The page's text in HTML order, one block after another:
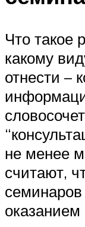
Что такое
какому
отнести –
не менее
считают,